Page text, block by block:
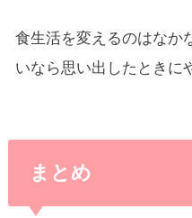
食生活を変えるのはなか
いなら思い出したときに
まとめ